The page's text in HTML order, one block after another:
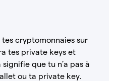
cryptomonnaies sur
tes private keys et
que tu n’a pas à
ou ta private key.